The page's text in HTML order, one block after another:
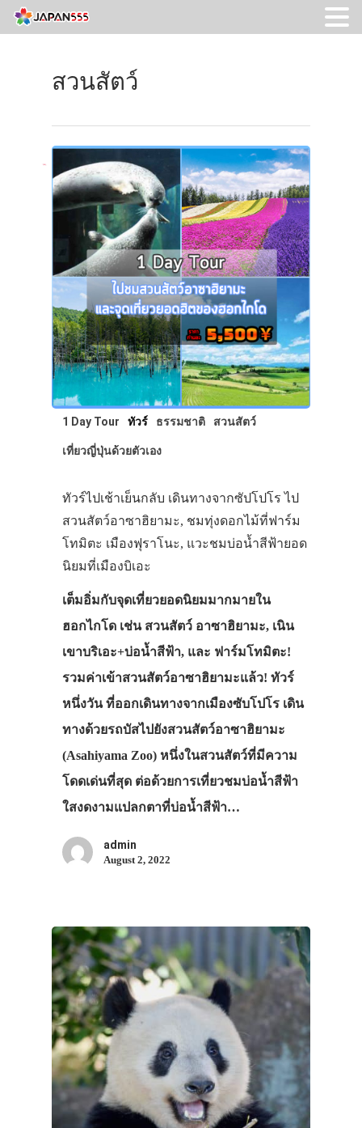
สวนสัตว์
1 Day Tour ทัวร์ ธรรมชาติ สวนสัตว์
เที่ยวญี่ปุ่นด้วยตัวเอง
ทัวร์ไปเช้าเย็นกลับ เดินทางจากซัปโปโร ไป
สวนสัตว์อาซาฮิยามะ, ชมทุ่งดอกไม้ที่ฟาร์ม
โทมิตะ เมืองฟุราโนะ, แวะชมบ่อน้ำสีฟ้ายอด
นิยมที่เมืองบิเอะ
เต็มอิ่มกับจุดเที่ยวยอดนิยมมากมายใน
ฮอกไกโด เช่น สวนสัตว์ อาซาฮิยามะ, เนิน
เขาบริเอะ+บ่อน้ำสีฟ้า, และ ฟาร์มโทมิตะ!
รวมค่าเข้าสวนสัตว์อาซาฮิยามะแล้ว! ทัวร์
หนึ่งวัน ที่ออกเดินทางจากเมืองซับโปโร เดิน
ทางด้วยรถบัสไปยังสวนสัตว์อาซาฮิยามะ
(Asahiyama Zoo) หนึ่งในสวนสัตว์ที่มีความ
โดดเด่นที่สุด ต่อด้วยการเที่ยวชมบ่อน้ำสีฟ้า
ใสงดงามแปลกตาที่บ่อน้ำสีฟ้า…
admin
August 2, 2022